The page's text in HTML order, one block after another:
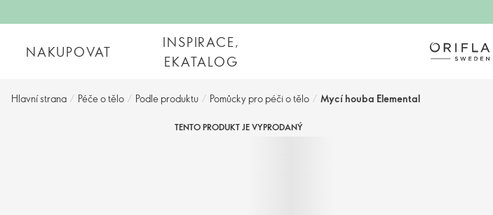
NAKUPOVAT
INSPIRACE,
EKATALOG
Hlavní strana / Péče o tělo / Podle produktu / Pomůcky pro péči o tělo / Mycí houba Elemental
TENTO PRODUKT JE VYPRODANÝ